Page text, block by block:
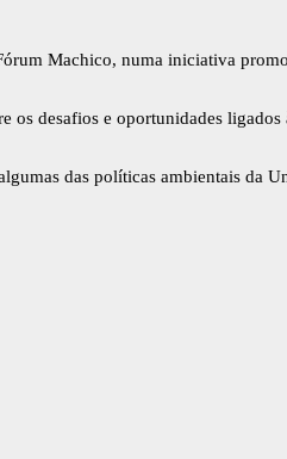
Machico, numa iniciativa
desafios e oportunidades ligados
das políticas ambientais da